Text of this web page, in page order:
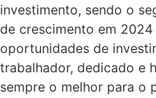
investimento, sendo o
de crescimento em
oportunidades de
trabalhador, dedicado e
sempre o melhor para o